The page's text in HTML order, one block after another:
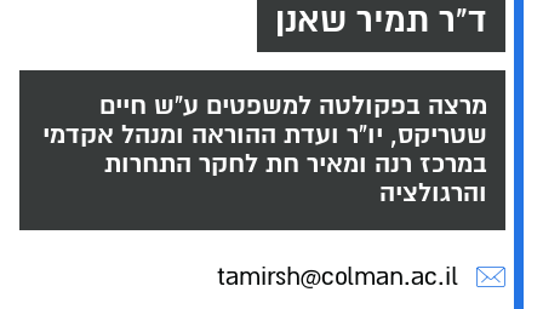
ד"ר תמיר שאנן
מרצה בפקולטה למשפטים ע"ש חיים
שטריקס, יו"ר ועדת ההוראה ומנהל אקדמי
במרכז רנה ומאיר חת לחקר התחרות
והרגולציה
tamirsh@colman.ac.il